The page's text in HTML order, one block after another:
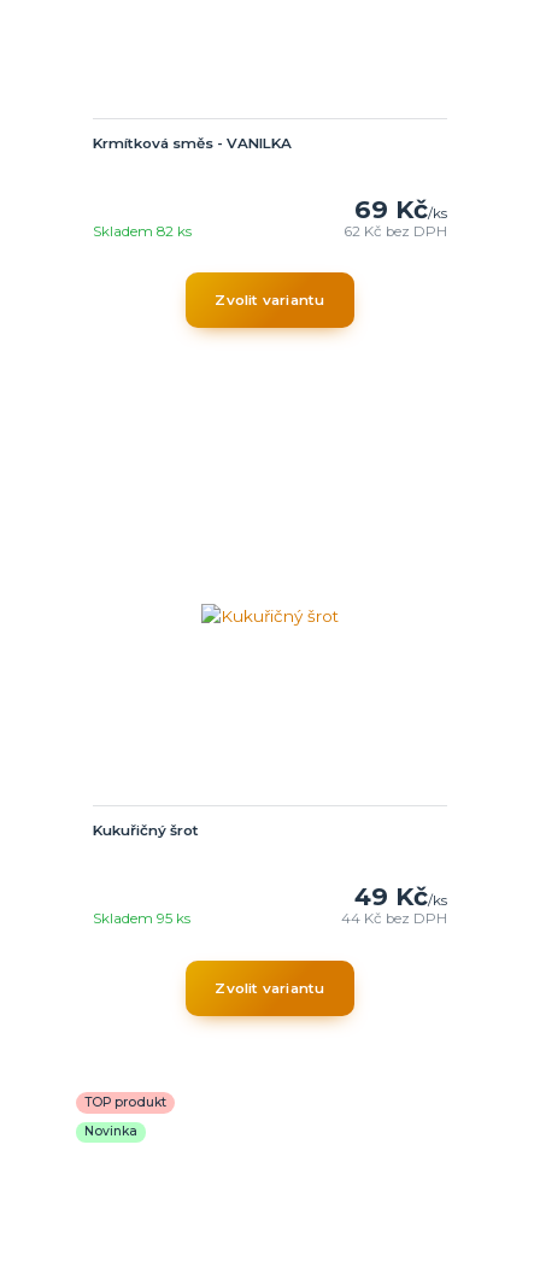
Krmítková směs - VANILKA
69 Kč/ks
62 Kč bez DPH
Skladem 82 ks
Zvolit variantu
Kukuřičný šrot
49 Kč/ks
44 Kč bez DPH
Skladem 95 ks
Zvolit variantu
TOP produkt
Novinka